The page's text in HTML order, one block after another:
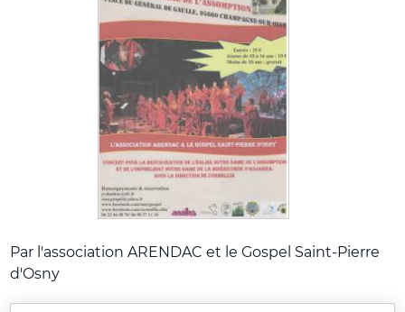
Par l'association ARENDAC et le Gospel Saint-Pierre
d'Osny